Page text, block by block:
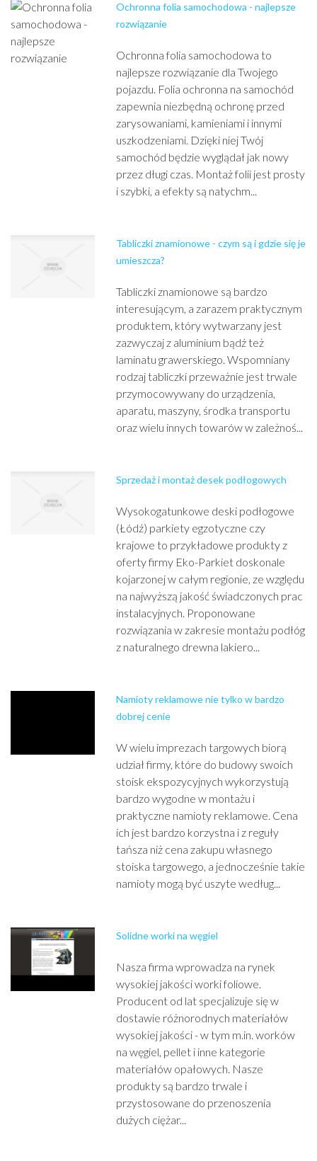
Ochronna folia samochodowa - najlepsze
rozwiązanie
Ochronna folia samochodowa to
najlepsze rozwiązanie dla Twojego
pojazdu. Folia ochronna na samochód
zapewnia niezbędną ochronę przed
zarysowaniami, kamieniami i innymi
uszkodzeniami. Dzięki niej Twój
samochód będzie wyglądał jak nowy
przez długi czas. Montaż folii jest prosty
i szybki, a efekty są natychm...
Tabliczki znamionowe - czym są i gdzie się je
umieszcza?
Tabliczki znamionowe są bardzo
interesującym, a zarazem praktycznym
produktem, który wytwarzany jest
zazwyczaj z aluminium bądź też
laminatu grawerskiego. Wspomniany
rodzaj tabliczki przeważnie jest trwale
przymocowywany do urządzenia,
aparatu, maszyny, środka transportu
oraz wielu innych towarów w zależnoś...
Sprzedaż i montaż desek podłogowych
Wysokogatunkowe deski podłogowe
(Łódź) parkiety egzotyczne czy
krajowe to przykładowe produkty z
oferty firmy Eko-Parkiet doskonale
kojarzonej w całym regionie, ze względu
na najwyższą jakość świadczonych prac
instalacyjnych. Proponowane
rozwiązania w zakresie montażu podłóg
z naturalnego drewna lakiero...
Namioty reklamowe nie tylko w bardzo
dobrej cenie
W wielu imprezach targowych biorą
udział firmy, które do budowy swoich
stoisk ekspozycyjnych wykorzystują
bardzo wygodne w montażu i
praktyczne namioty reklamowe. Cena
ich jest bardzo korzystna i z reguły
tańsza niż cena zakupu własnego
stoiska targowego, a jednocześnie takie
namioty mogą być uszyte według...
Solidne worki na węgiel
Nasza firma wprowadza na rynek
wysokiej jakości worki foliowe.
Producent od lat specjalizuje się w
dostawie różnorodnych materiałów
wysokiej jakości - w tym m.in. worków
na węgiel, pellet i inne kategorie
materiałów opałowych. Nasze
produkty są bardzo trwale i
przystosowane do przenoszenia
dużych ciężar...